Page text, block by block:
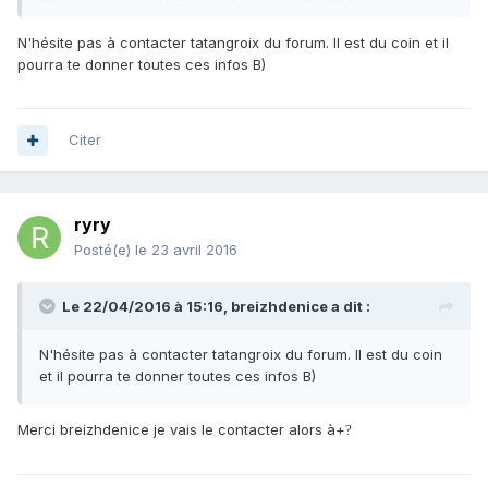
N'hésite pas à contacter tatangroix du forum. Il est du coin et il
pourra te donner toutes ces infos B)
Citer
ryry
Posté(e) le 23 avril 2016
Le 22/04/2016 à 15:16, breizhdenice a dit :
N'hésite pas à contacter tatangroix du forum. Il est du coin
et il pourra te donner toutes ces infos B)
Merci breizhdenice je vais le contacter alors à+?